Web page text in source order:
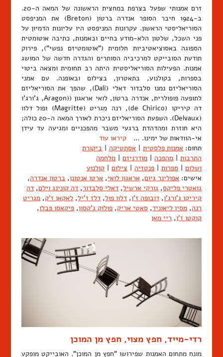
זרם אמנותי שפעל בצרפת במחצית הראשונה של המאה ה-20.
ב-1924 חיבר הסופר אנדרה ברטון (Breton) את המניפסט
הסוריאליסטי הראשון. עקרונות המניפסט היו עליונות הדמיון על
פני השכל, שלטון הלא-מודע בחיים ובאמנות, כתיבה אוטומטית
הספוגה באסוציאטיביות חלומית ("אוטומטיזם נפשי"), פירוק
תודעת הסובייקט למרכיביה הסותרים והגדרה חדשה של המושג
אמנות. הפעילות הסוריאליסטית היתה רב תחומית ומצאה ביטוי
בספרות, בקולנוע, בתאטרון, בצילום ובאופנה. עם אמני
הסוריאליזם נמנו סלבדור דאלי (Dali), שהפך את הסוריאליזם
לתופעה פופולרית, אנדרה ברטון, לואי אראגון ((Aragon, ג'ורג'ו
דה קיריקו (de Chirico), רנה מגריט (Magritte) ופול דלוו
(Delvaux). השפעת הסוריאליזם ניכרת לאורך המאה ה-20 כולה;
היא חוזרת ומהדהדת ברגעי משבר מהפכניים ומגיעה עד עידן
אי-הוודאות של ימינו. … קיראו עוד
תחום: אמנות פלסטית | אסתטיקה | ביקורת
התרבות | מהפכה | מודרניזם | מלחמה
ושלום | ספרות | פנטזיה | צילום | קולנוע
אישים: אפולינר גיום, אראגון לואי, ארטו אנטונן, ברטון אנדרה,
גואטרי פליקס, גורקי ארשיל, דאלי סלבדור, דה קונינג וילם, דה
קיריקו ג'ורג'ו, דובופה ז'ן, דלוו פול, דלז ז'יל, לאקאן ז'ק, מגריט
רנה, מסין ליאוניד, סאטי אריק, פולוק ג'קסון, פיקאסו פבלו,
קוקטו ז'ן, ריי מאן
רדי-מייד, חפץ מצוי, חפץ מן המוכן
מונח מתחום האמנות שפירושו "חפץ מן המוכן". האובייקט מופקע